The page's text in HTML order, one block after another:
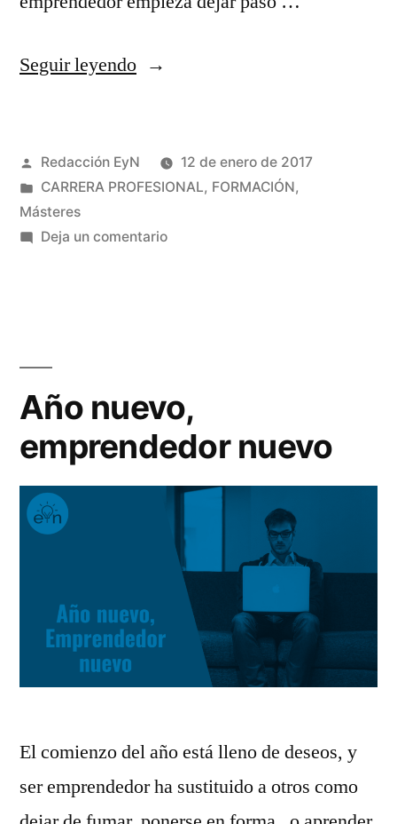
Seguir leyendo«¿Es
un
o
Publicado
por
Redacción EyN
12 de enero de 2017
Publicado
en
CARRERA PROFESIONAL, FORMACIÓN,
Másteres
Deja un comentarioen
una
oposición?
Año nuevo,
emprendedor nuevo
El comienzo del año está lleno de deseos, y
ser emprendedor ha sustituido a otros como